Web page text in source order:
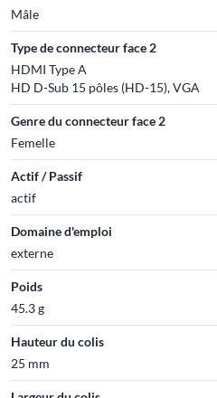
Mâle
Type de connecteur face 2
HDMI Type A
HD D-Sub 15 pôles (HD-15), VGA
Genre du connecteur face 2
Femelle
Actif / Passif
actif
Domaine d'emploi
externe
Poids
45.3 g
Hauteur du colis
25 mm